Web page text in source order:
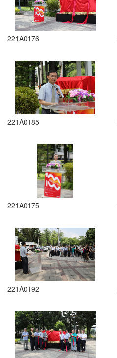
221A0176
221A0185
221A0175
221A0192